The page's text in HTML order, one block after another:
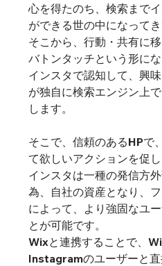
心を得たのち、検索まで
ができる世の中になってき
そこから、行動・共有に
バトンタッチという形にな
インスタで認知して、興
が独自に検索エンジン上
します。
そこで、信頼のあるHPで
て欲しいアクションを促し
インスタは一種の発信方
為、自社の資産となり、
によって、より強固なユ
とが可能です。
Wixと連携することで、
Instagramのユーザーと直